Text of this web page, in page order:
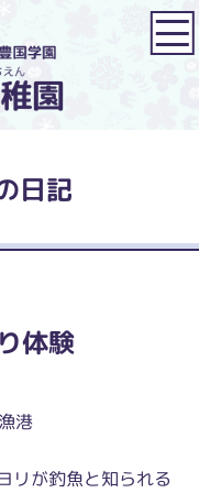
日記
体験
港
リが釣魚と知られる